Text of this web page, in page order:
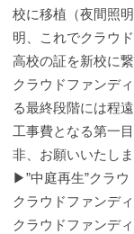
校に移植（夜間照
明、これでクラウ
高校の証を新校に
クラウドファンデ
る最終段階には程
工事費となる第一
非、お願いいたしま
▶”中庭再生”クラ
クラウドファンデ
クラウドファンデ